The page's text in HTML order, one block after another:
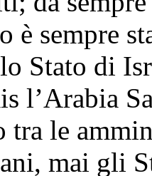
sempre
Stato di
l’Arabia
tra le
mai gli